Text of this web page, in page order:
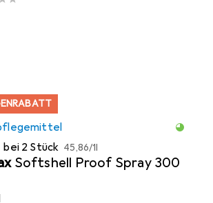
bei 2 Stück EUR
45,86/1l
Softshell Proof Spray 300